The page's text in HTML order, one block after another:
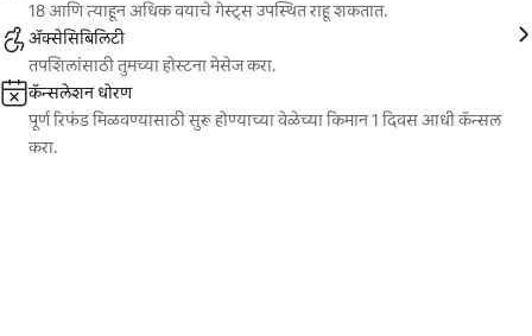
18 आणि त्याहून अधिक वयाचे गेस्ट्स उपस्थित राहू शकतात.
ॲक्सेसिबिलिटी
तपशिलांसाठी तुमच्या होस्टना मेसेज करा.
कॅन्सलेशन धोरण
पूर्ण रिफंड मिळवण्यासाठी सुरू होण्याच्या वेळेच्या किमान 1 दिवस आधी कॅन्सल
करा.